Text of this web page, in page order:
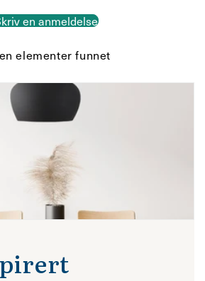
en anmeldelse
elementer funnet